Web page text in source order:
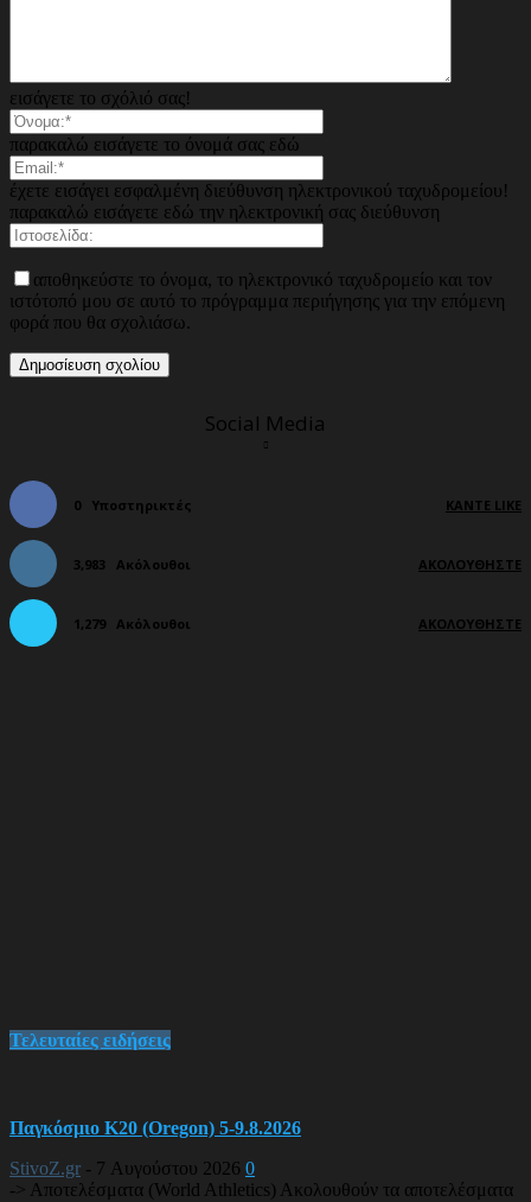
εισάγετε το σχόλιό σας!
παρακαλώ εισάγετε το όνομά σας εδώ
έχετε εισάγει εσφαλμένη διεύθυνση ηλεκτρονικού ταχυδρομείου!
παρακαλώ εισάγετε εδώ την ηλεκτρονική σας διεύθυνση
αποθηκεύστε το όνομα, το ηλεκτρονικό ταχυδρομείο και τον
ιστότοπό μου σε αυτό το πρόγραμμα περιήγησης για την επόμενη
φορά που θα σχολιάσω.
Social Media
0 Υποστηρικτές ΚΆΝΤΕ LIKE
3,983 Ακόλουθοι ΑΚΟΛΟΥΘΉΣΤΕ
1,279 Ακόλουθοι ΑΚΟΛΟΥΘΉΣΤΕ
Τελευταίες ειδήσεις
Παγκόσμιο Κ20 (Oregon) 5-9.8.2026
StivoZ.gr - 7 Αυγούστου 2026 0
-> Αποτελέσματα (World Athletics) Ακολουθούν τα αποτελέσματα